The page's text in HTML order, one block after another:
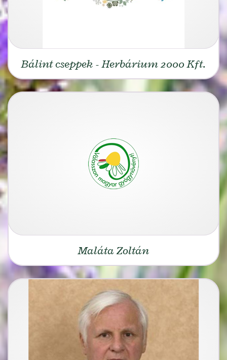
Bálint cseppek - Herbárium 2000 Kft.
Maláta Zoltán